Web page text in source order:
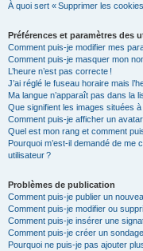
À quoi sert « Supprimer les
Préférences et paramètres des
Comment puis-je modifier mes
Comment puis-je masquer mon
L’heure n’est pas correcte !
J’ai réglé le fuseau horaire mais
Ma langue n’apparaît pas dans la
Que signifient les images situées
Comment puis-je afficher un
Quel est mon rang et comment
Pourquoi m’est-il demandé de me
utilisateur ?
Problèmes de publication
Comment puis-je publier un
Comment puis-je modifier ou
Comment puis-je insérer une
Comment puis-je créer un
Pourquoi ne puis-je pas ajouter